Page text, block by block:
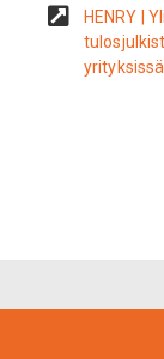
HENRY |
yrityksissä